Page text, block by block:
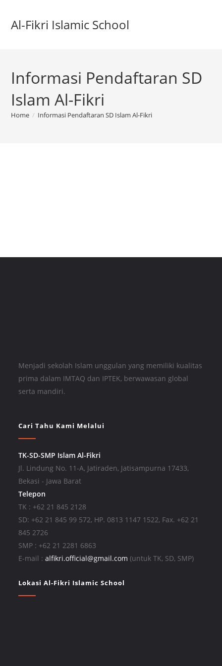
Al-Fikri Islamic School
Informasi Pendaftaran SD
Islam Al-Fikri
Home / Informasi Pendaftaran SD Islam Al-Fikri
Menjadi sekolah Islam unggulan yang memiliki kualitas
prima dalam IMTAQ dan IPTEK, berwawasan global
serta mandiri.
Cari Tahu Kami Melalui
TK-SD-SMP Islam Al-Fikri
Jl. Lindung No. 11-A, Jatiraden, Jatisampurna 17433,
Bekasi - Jawa Barat
Telepon
TK : +62 21 845 2128
SD: +62 21 845 99 572, HP. 0813 1147 1522, Fax. +62 21
845 2726
SMP : +62 21 2281 6863
E-mail :alfikri.official@gmail.com(untuk TK, SD, SMP)
Lokasi Al-Fikri Islamic School